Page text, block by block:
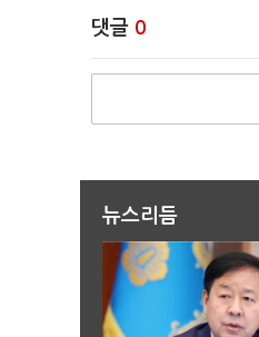
댓글 0
뉴스리듬